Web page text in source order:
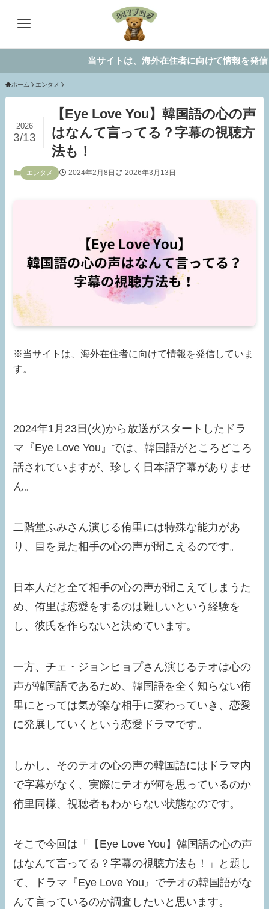
当サイトは、海外在住者に向けて情報を発信しています
ホーム エンタメ
【Eye Love You】韓国語の心の声
はなんて言ってる？字幕の視聴方
法も！
2026
3/13
エンタメ 2024年2月8日 2026年3月13日
※当サイトは、海外在住者に向けて情報を発信していま
す。
2024年1月23日(火)から放送がスタートしたドラ
マ『Eye Love You』では、韓国語がところどころ
話されていますが、珍しく日本語字幕がありませ
ん。
二階堂ふみさん演じる侑里には特殊な能力があ
り、目を見た相手の心の声が聞こえるのです。
日本人だと全て相手の心の声が聞こえてしまうた
め、侑里は恋愛をするのは難しいという経験を
し、彼氏を作らないと決めています。
一方、チェ・ジョンヒョプさん演じるテオは心の
声が韓国語であるため、韓国語を全く知らない侑
里にとっては気が楽な相手に変わっていき、恋愛
に発展していくという恋愛ドラマです。
しかし、そのテオの心の声の韓国語にはドラマ内
で字幕がなく、実際にテオが何を思っているのか
侑里同様、視聴者もわからない状態なのです。
そこで今回は「【Eye Love You】韓国語の心の声
はなんて言ってる？字幕の視聴方法も！」と題し
て、ドラマ『Eye Love You』でテオの韓国語がな
んて言っているのか調査したいと思います。